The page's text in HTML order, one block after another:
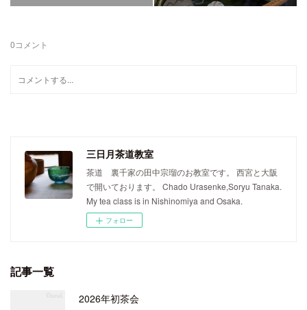
0コメント
三日月茶道教室
茶道 裏千家の田中宗瑠のお教室です。 西宮と大阪
で開いております。 Chado Urasenke,Soryu Tanaka.
My tea class is in Nishinomiya and Osaka.
フォロー
記事一覧
2026年初茶会